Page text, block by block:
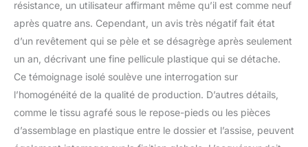
résistance, un utilisateur affirmant même qu’il est comme neuf
après quatre ans. Cependant, un avis très négatif fait état
d’un revêtement qui se pèle et se désagrège après seulement
un an, décrivant une fine pellicule plastique qui se détache.
Ce témoignage isolé soulève une interrogation sur
l’homogénéité de la qualité de production. D’autres détails,
comme le tissu agrafé sous le repose-pieds ou les pièces
d’assemblage en plastique entre le dossier et l’assise, peuvent